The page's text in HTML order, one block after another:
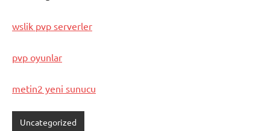
wslik pvp serverler
pvp oyunlar
metin2 yeni sunucu
Uncategorized